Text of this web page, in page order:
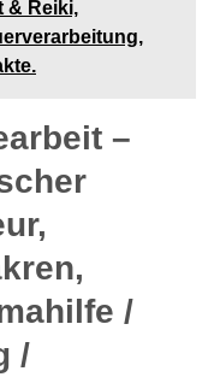
& Reiki,
–
/
/